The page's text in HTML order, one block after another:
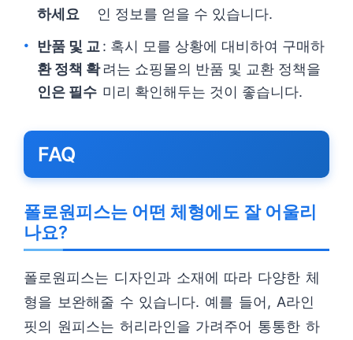
하세요
인 정보를 얻을 수 있습니다.
반품 및 교
환 정책 확
인은 필수
: 혹시 모를 상황에 대비하여 구매하
려는 쇼핑몰의 반품 및 교환 정책을
미리 확인해두는 것이 좋습니다.
FAQ
폴로원피스는 어떤 체형에도 잘 어울리
나요?
폴로원피스는 디자인과 소재에 따라 다양한 체
형을 보완해줄 수 있습니다. 예를 들어, A라인
핏의 원피스는 허리라인을 가려주어 통통한 하